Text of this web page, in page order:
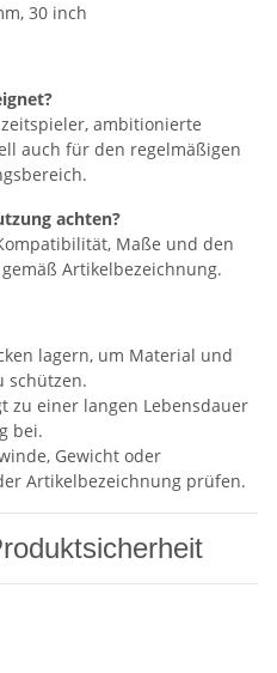
30 inch
ambitionierte
auch für den regelmäßigen
achten?
Maße und den
Artikelbezeichnung.
lagern, um Material und
schützen.
zu einer langen Lebensdauer
bei.
Gewicht oder
Artikelbezeichnung prüfen.